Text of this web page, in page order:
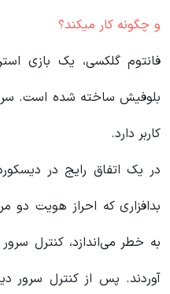
و چگونه کار میکند؟
فانتوم گلکسی، یک بازی
کاربر دارد.
در یک اتفاق رایج در
به خطر می‌اندازد، کنترل
آوردند. پس از کنترل سرور